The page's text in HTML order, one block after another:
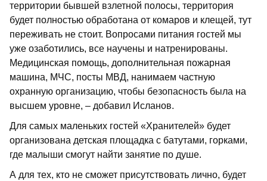
территории бывшей взлетной полосы, территория
будет полностью обработана от комаров и клещей, тут
переживать не стоит. Вопросами питания гостей мы
уже озаботились, все научены и натренированы.
Медицинская помощь, дополнительная пожарная
машина, МЧС, посты МВД, нанимаем частную
охранную организацию, чтобы безопасность была на
высшем уровне, – добавил Исланов.
Для самых маленьких гостей «Хранителей» будет
организована детская площадка с батутами, горками,
где малыши смогут найти занятие по душе.
А для тех, кто не сможет присутствовать лично, будет